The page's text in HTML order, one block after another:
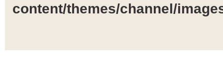
content/themes/channel/